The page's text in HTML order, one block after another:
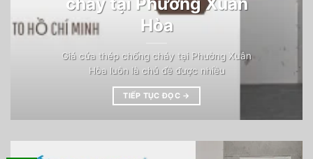
Hòa
Giá cửa thép chống cháy tại Phường Xuân
Hòa luôn là chủ đề được nhiều
TIẾP TỤC ĐỌC →